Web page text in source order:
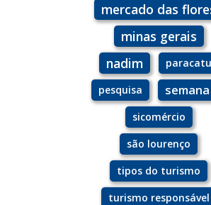
mercado das
minas gerais
nadim
paracatu
pesquisa
sicomércio
são lourenço
tipos do turismo
turismo responsável